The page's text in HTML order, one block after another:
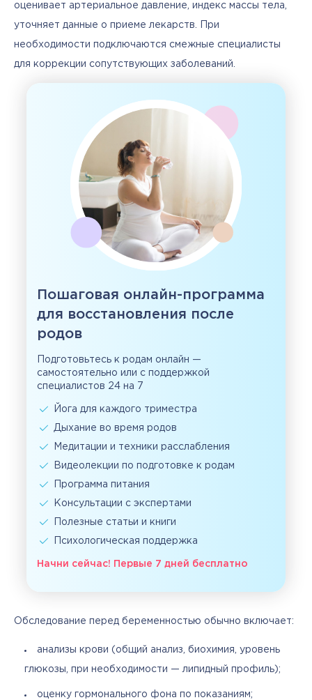
оценивает артериальное давление, индекс массы тела,
уточняет данные о приеме лекарств. При
необходимости подключаются смежные специалисты
для коррекции сопутствующих заболеваний.
Пошаговая онлайн-программа
для восстановления после
родов
Подготовьтесь к родам онлайн —
самостоятельно или с поддержкой
специалистов 24 на 7
Йога для каждого триместра
Дыхание во время родов
Медитации и техники расслабления
Видеолекции по подготовке к родам
Программа питания
Консультации с экспертами
Полезные статьи и книги
Психологическая поддержка
Начни сейчас! Первые 7 дней бесплатно
Обследование перед беременностью обычно включает:
анализы крови (общий анализ, биохимия, уровень
глюкозы, при необходимости — липидный профиль);
оценку гормонального фона по показаниям;